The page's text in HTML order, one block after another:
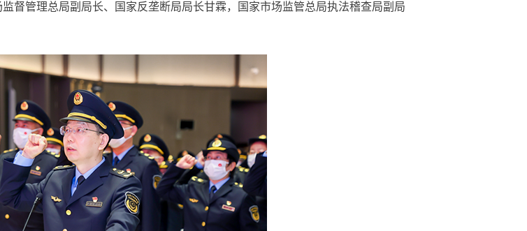
督管理总局副局长、国家反垄断局局长甘霖，国家市场监管总局执法稽查局副局